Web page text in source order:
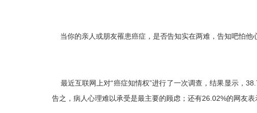
当你的亲人或朋友罹患癌症，是否告知实在两难，告知吧怕他
最近互联网上对“癌症知情权”进行了一次调查，结果显示，
告之，病人心理难以承受是最主要的顾虑；还有26.02%的网友表